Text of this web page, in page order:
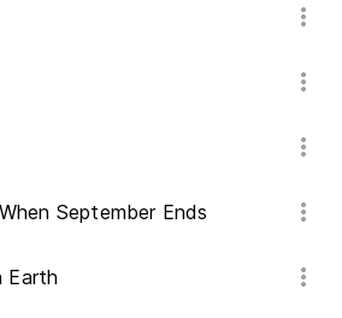
September Ends
Earth